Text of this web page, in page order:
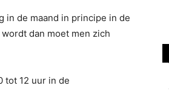
in de maand in principe in de
dan moet men zich
tot 12 uur in de